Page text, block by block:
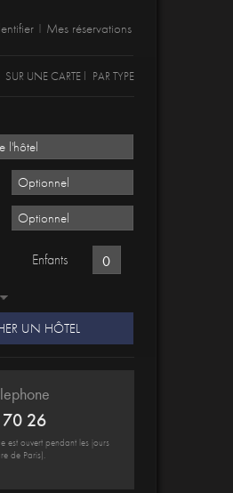
| Mes réservations
SUR UNE CARTE PAR TYPE
Enfants
UN HÔTEL
26
est ouvert pendant les jours
de Paris).